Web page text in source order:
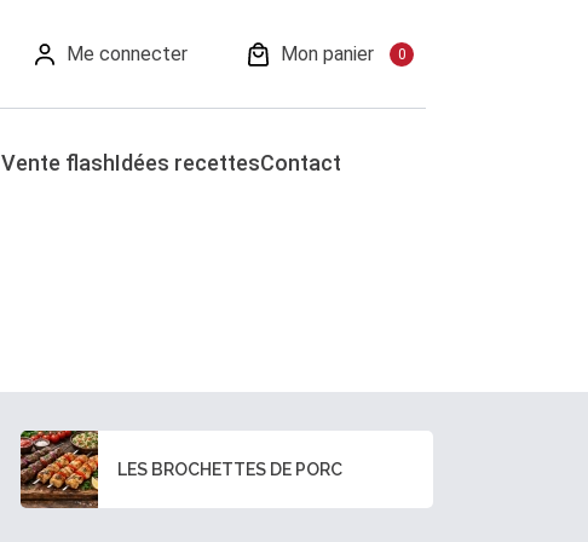
Me connecter Mon panier 0
Vente flashIdées recettesContact
LES BROCHETTES DE PORC